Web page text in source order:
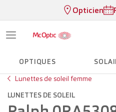
Opticien
OPTIQUES
Lunettes de soleil femme
LUNETTES DE SOLEIL